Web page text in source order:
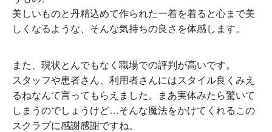
美しいものと丹精込めて作られた一着を着ると心まで美
しくなるような、そんな気持ちの良さを体感します。
また、現状とんでもなく職場での評判が高いです。
スタッフや患者さん、利用者さんにはスタイル良くみえ
るねなんて言ってもらえました。まあ実体みたら驚いて
しまうのでしょうけど…そんな魔法をかけてくれるこの
スクラブに感謝感謝ですね。